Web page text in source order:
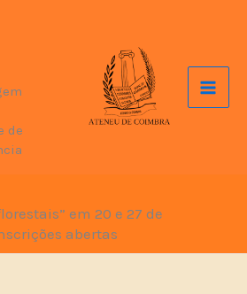
de
em 20 e 27 de
abertas